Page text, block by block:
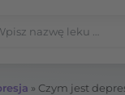
» Czym jest